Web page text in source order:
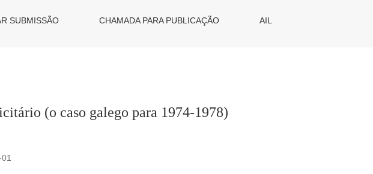
SUBMISSÃO CHAMADA PARA PUBLICAÇÃO AIL
(o caso galego para 1974-1978)